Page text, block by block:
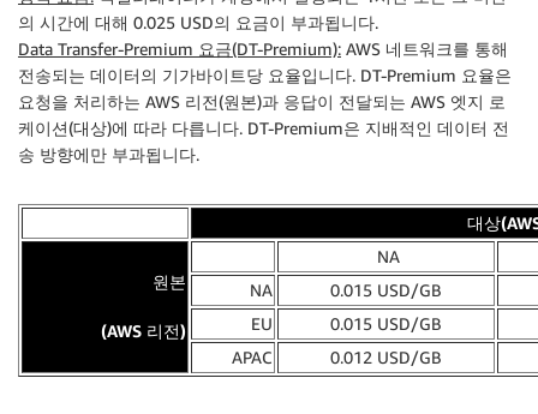
의 시간에 대해 0.025 USD의 요금이 부과됩니다.
Data Transfer-Premium 요금(DT-Premium): AWS 네트워크를 통해
전송되는 데이터의 기가바이트당 요율입니다. DT-Premium 요율은
요청을 처리하는 AWS 리전(원본)과 응답이 전달되는 AWS 엣지 로
케이션(대상)에 따라 다릅니다. DT-Premium은 지배적인 데이터 전
송 방향에만 부과됩니다.
대상
원본
(AWS 리전)
NA
NA
0.015 USD/GB
EU
0.015 USD/GB
APAC
0.012 USD/GB